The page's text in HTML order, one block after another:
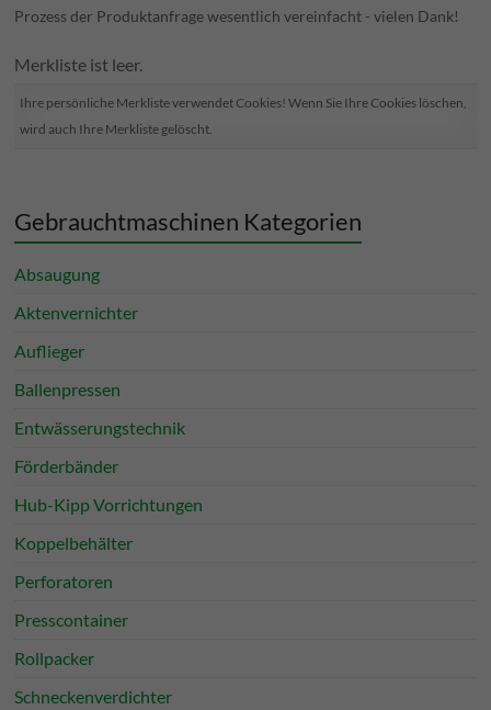
Prozess der Produktanfrage wesentlich vereinfacht - vielen Dank!
Merkliste ist leer.
Ihre persönliche Merkliste verwendet Cookies! Wenn Sie Ihre Cookies löschen,
wird auch Ihre Merkliste gelöscht.
Gebrauchtmaschinen Kategorien
Absaugung
Aktenvernichter
Auflieger
Ballenpressen
Entwässerungstechnik
Förderbänder
Hub-Kipp Vorrichtungen
Koppelbehälter
Perforatoren
Presscontainer
Rollpacker
Schneckenverdichter